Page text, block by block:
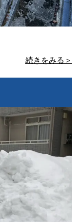
続きをみる＞